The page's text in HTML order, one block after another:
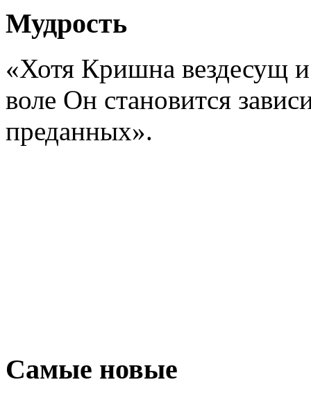
Мудрость
«Хотя Кришна вездесущ
воле Он становится
преданных».
Самые новые